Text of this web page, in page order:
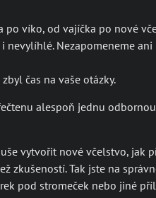
víko, od vajíčka po nové
Nezapomeneme
čas na vaše otázky.
alespoň jednu
vytvořit nové včelstvo, jak
zkušeností. Tak jste na
pod stromeček nebo jiné